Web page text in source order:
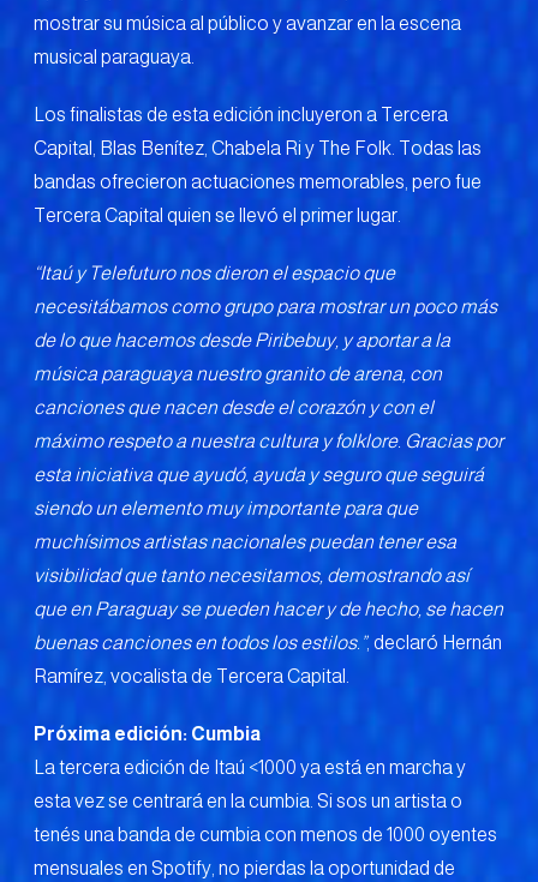
mostrar su música al público y avanzar en la escena
musical paraguaya.
Los finalistas de esta edición incluyeron a Tercera
Capital, Blas Benítez, Chabela Ri y The Folk. Todas las
bandas ofrecieron actuaciones memorables, pero fue
Tercera Capital quien se llevó el primer lugar.
“Itaú y Telefuturo nos dieron el espacio que
necesitábamos como grupo para mostrar un poco más
de lo que hacemos desde Piribebuy, y aportar a la
música paraguaya nuestro granito de arena, con
canciones que nacen desde el corazón y con el
máximo respeto a nuestra cultura y folklore. Gracias por
esta iniciativa que ayudó, ayuda y seguro que seguirá
siendo un elemento muy importante para que
muchísimos artistas nacionales puedan tener esa
visibilidad que tanto necesitamos, demostrando así
que en Paraguay se pueden hacer y de hecho, se hacen
buenas canciones en todos los estilos.”, declaró Hernán
Ramírez, vocalista de Tercera Capital.
Próxima edición: Cumbia
La tercera edición de Itaú <1000 ya está en marcha y
esta vez se centrará en la cumbia. Si sos un artista o
tenés una banda de cumbia con menos de 1000 oyentes
mensuales en Spotify, no pierdas la oportunidad de